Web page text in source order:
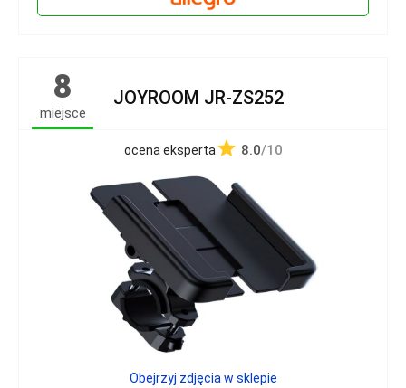
8
miejsce
JOYROOM JR-ZS252
ocena eksperta 8.0/10
Obejrzyj zdjęcia w sklepie